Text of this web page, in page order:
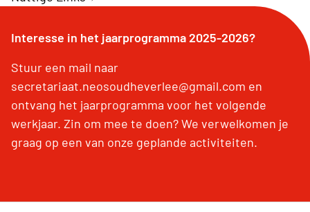
Interesse in het jaarprogramma 2025-2026?
Stuur een mail naar
secretariaat.neosoudheverlee@gmail.com en
ontvang het jaarprogramma voor het volgende
werkjaar. Zin om mee te doen? We verwelkomen je
graag op een van onze geplande activiteiten.